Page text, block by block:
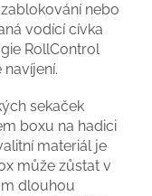
nebo
vodící cívka
RollControl
sekaček
boxu na hadici
materiál je
může zůstat v
dlouhou